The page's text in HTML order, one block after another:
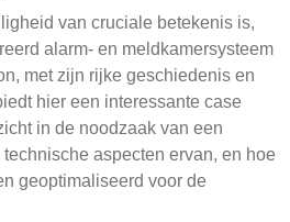
van cruciale betekenis is,
alarm- en meldkamersysteem
met zijn rijke geschiedenis en
hier een interessante case
in de noodzaak van een
aspecten ervan, en hoe
geoptimaliseerd voor de